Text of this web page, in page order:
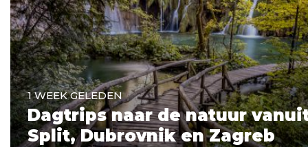
1 WEEK GELEDEN
Dagtrips naar de natuur
Split, Dubrovnik en Zagreb